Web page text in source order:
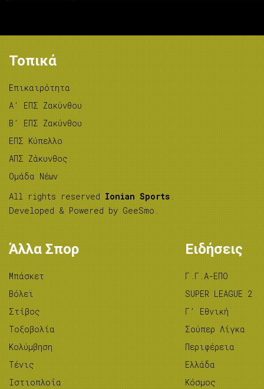
Τοπικά
Επικαιρότητα
A’ ΕΠΣ Ζακύνθου
B’ ΕΠΣ Ζακύνθου
ΕΠΣ Κύπελλο
ΑΠΣ Ζάκυνθος
Ομάδα Νέων
All rights reserved Ionian Sports .
Developed & Powered by GeeSmo .
Άλλα Σπορ
Μπάσκετ
Βόλεϊ
Στίβος
Tοξοβολία
Κολύμβηση
Τένις
Ιστιοπλοΐα
Ειδήσεις
Γ.Γ.Α-ΕΠΟ
SUPER LEAGUE 2
Γ’ Εθνική
Σούπερ Λίγκα
Περιφέρεια
Ελλάδα
Κόσμος